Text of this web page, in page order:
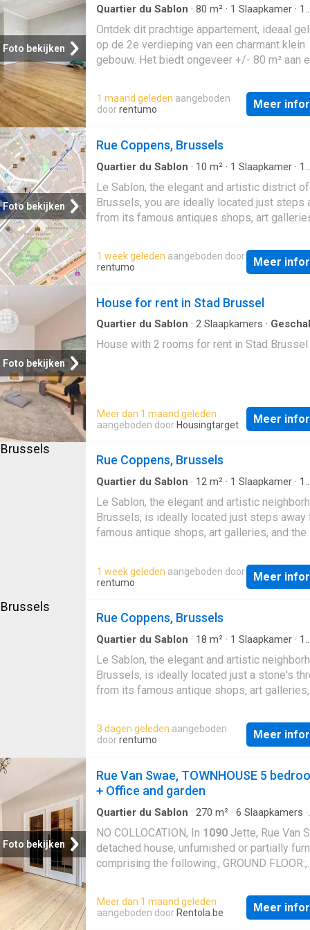
van de zon kunt genieten. Het EPC-
momenteel afgerond. Gelegen in de
wijk Zavel, geniet je van de nabijheid van
antiekwinkels, uitstekende restaurants en
gemakkelijke toegang tot het openbaar
Foto bekijken
Quartier du Sablon · 80 m² · 1 Slaapkamer · 1
IUitgeruste keuken
Ontdek dit prachtige appartement, ideaal
op de 2e verdieping van een charmant klein
gebouw. Het biedt ongeveer +/- 80 m² aan
uitkomt op een balkon, een lichte eetkamer
grenst aan een volledig uitgeruste open
appartement heeft ook een moderne
terras op het zuiden van ongeveer 16 m²
van de zon kunt genieten. Het EPC-
momenteel afgerond. Gelegen in de
wijk Zavel, geniet je van de nabijheid van
antiekwinkels, uitstekende restaurants en
gemakkelijke toegang tot het openbaar
1 maand geleden aangeboden
doorrentumo Meer
Foto bekijken
Rue Coppens, Brussels
Quartier du Sablon · 10 m² · 1 Slaapkamer · 1
Le Sablon, the elegant and artistic district of
Brussels, you are ideally located just steps
from its famous antiques shops, art
offers you a unique living environment in
1 week geleden aangeboden door
rentumo
Meer
Foto bekijken
House for rent in Stad Brussel
Quartier du Sablon · 2 Slaapkamers ·
House with 2 rooms for rent in Stad Brussel
Meer dan 1 maand geleden
aangeboden door Housingtarget Meer
Rue Coppens, Brussels
Quartier du Sablon · 12 m² · 1 Slaapkamer · 1
Le Sablon, the elegant and artistic
Brussels, is ideally located just steps away
famous antique shops, art galleries, and the
unique living environment in the heart of t
1 week geleden aangeboden door
rentumo
Meer
Rue Coppens, Brussels
Quartier du Sablon · 18 m² · 1 Slaapkamer · 1
Le Sablon, the elegant and artistic
Brussels, is ideally located just a stone's
from its famous antique shops, art galleries,
you a unique living environment in the heart
3 dagen geleden aangeboden
doorrentumo Meer
Foto bekijken
Rue Van Swae, TOWNHOUSE 5
+ Office and garden
Quartier du Sablon · 270 m² · 6 Slaapkamers ·
NO COLLOCATION, In 1090 Jette, Rue Van
detached house, unfurnished or partially
comprising the following:, GROUND FLOOR:,
of approximately 32 m²;, Fully equipped
(gas oven, electric oven, gas hob, extractor
extra-large dishwasher, refrigerator, freezer,
Meer dan 1 maand geleden
aangeboden door Rentola.be Meer